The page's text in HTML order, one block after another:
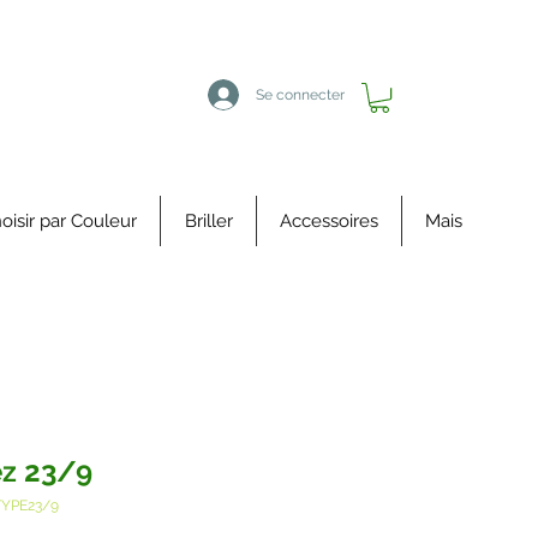
Se connecter
par Couleur Briller Accessoires Mais
23/9
9